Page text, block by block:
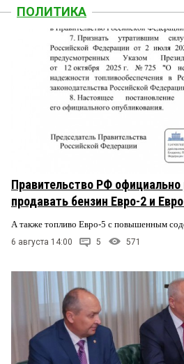
ПОЛИТИКА
Правительство РФ
продавать бензин Евро-2 и
А также топливо Евро-5 с повышенным
6 августа 14:00 5 571